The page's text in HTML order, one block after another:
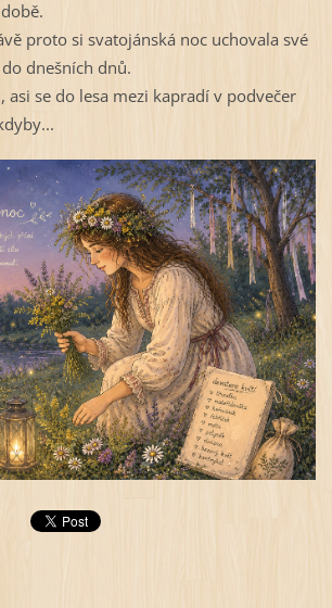
proto si svatojánská noc uchovala své
dnešních dnů.
asi se do lesa mezi kapradí v podvečer